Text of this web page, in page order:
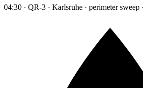
04:30 · QR-3 · Karlsruhe · perimeter sweep